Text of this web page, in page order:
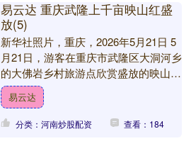
易云达 重庆武隆上千亩映山红盛
放(5)
新华社照片，重庆，2026年5月21日 5
月21日，游客在重庆市武隆区大洞河乡
的大佛岩乡村旅游点欣赏盛放的映山
红。 时下，重庆市武隆区大洞河乡的
大佛岩乡村旅游点....
易云达
分类：河南炒股配资 查看：184